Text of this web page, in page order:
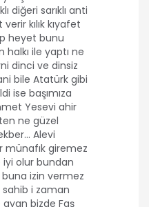
diğeri sarıklı anti
kılık kıyafet
heyet bunu
ile yaptı ne
dinci ve dinsiz
bile Atatürk gibi
ise başımıza
Yesevi ahir
ne güzel
Alevi
münafık giremez
olur bundan
izin vermez
i zaman
ayan bizde Faş